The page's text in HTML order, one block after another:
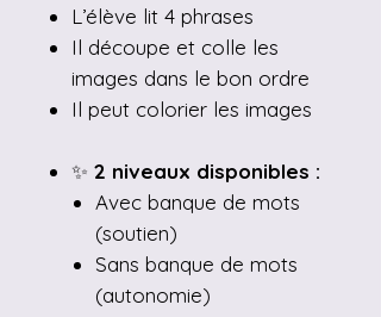
L’élève lit 4 phrases
Il découpe et colle les
images dans le bon ordre
Il peut colorier les images
✨ 2 niveaux disponibles :
Avec banque de mots
(soutien)
Sans banque de mots
(autonomie)